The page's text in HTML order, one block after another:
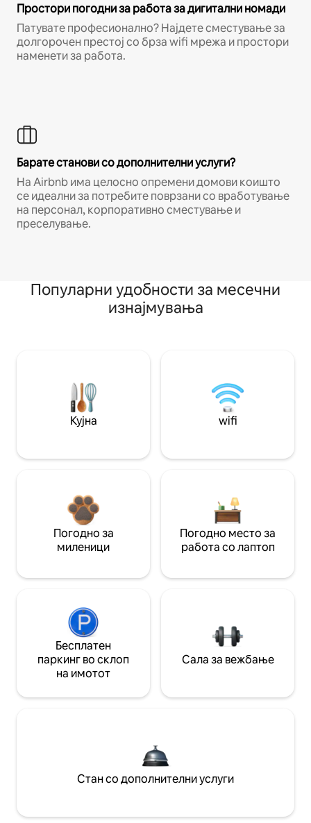
Простори погодни за работа за дигитални номади
Патувате професионално? Најдете сместување за
долгорочен престој со брза wifi мрежа и простори
наменети за работа.
Барате станови со дополнителни услуги?
На Airbnb има целосно опремени домови коишто
се идеални за потребите поврзани со вработување
на персонал, корпоративно сместување и
преселување.
Популарни удобности за месечни
изнајмувања
Кујна wifi
Погодно за
миленици
Погодно место за
работа со лаптоп
Бесплатен
паркинг во склоп
на имотот
Сала за вежбање
Стан со дополнителни услуги